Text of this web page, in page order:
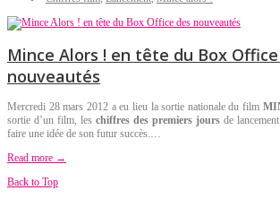
Mince Alors ! en tête du Box
nouveautés
Mercredi 28 mars 2012 a eu lieu la sortie nationale du film
sortie d’un film, les chiffres des premiers jours de
faire une idée de son futur succès.…
Read more →
Back to Top